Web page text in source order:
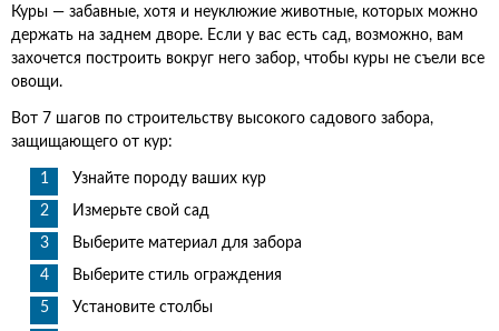
Куры — забавные, хотя и неуклюжие животные, которых можно
держать на заднем дворе. Если у вас есть сад, возможно, вам
захочется построить вокруг него забор, чтобы куры не съели все
овощи.
Вот 7 шагов по строительству высокого садового забора,
защищающего от кур:
Узнайте породу ваших кур
Измерьте свой сад
Выберите материал для забора
Выберите стиль ограждения
Установите столбы